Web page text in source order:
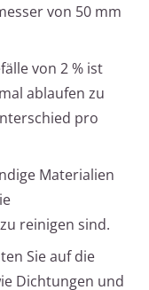
von 50 mm
von 2 % ist
ablaufen zu
pro
Materialien
reinigen sind.
Sie auf die
Dichtungen und